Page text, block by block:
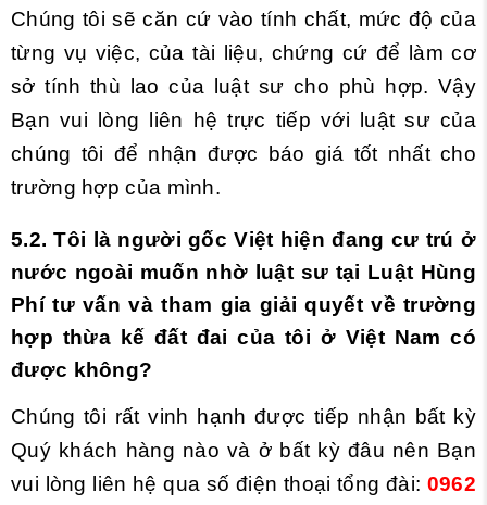
Chúng tôi sẽ căn cứ vào tính chất, mức độ của
từng vụ việc, của tài liệu, chứng cứ để làm cơ
sở tính thù lao của luật sư cho phù hợp. Vậy
Bạn vui lòng liên hệ trực tiếp với luật sư của
chúng tôi để nhận được báo giá tốt nhất cho
trường hợp của mình.
5.2. Tôi là người gốc Việt hiện đang cư trú ở
nước ngoài muốn nhờ luật sư tại Luật Hùng
Phí tư vấn và tham gia giải quyếtvề trường
hợp thừa kế đất đai của tôi ởViệt Nam có
được không?
Chúng tôi rất vinh hạnh được tiếp nhận bất kỳ
Quý khách hàng nào và ở bất kỳ đâu nên Bạn
vui lòng liên hệ qua số điện thoại tổng đài: 0962